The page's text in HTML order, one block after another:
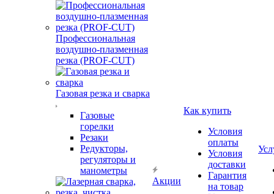
Профессиональная
воздушно-плазменная
резка (PROF-CUT)
Газовая резка и сварка
Газовые
горелки
Резаки
Редукторы,
регуляторы и
манометры
Акции
Как купить
Условия
оплаты
Условия
доставки
Гарантия
на товар